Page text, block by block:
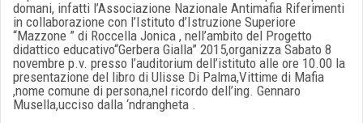
domani, infatti l’Associazione Nazionale Antimafia Riferimenti
in collaborazione con l’Istituto d’Istruzione Superiore
“Mazzone ” di Roccella Jonica , nell’ambito del Progetto
didattico educativo“Gerbera Gialla” 2015,organizza Sabato 8
novembre p.v. presso l’auditorium dell’istituto alle ore 10.00 la
presentazione del libro di Ulisse Di Palma,Vittime di Mafia
,nome comune di persona,nel ricordo dell’ing. Gennaro
Musella,ucciso dalla ‘ndrangheta .